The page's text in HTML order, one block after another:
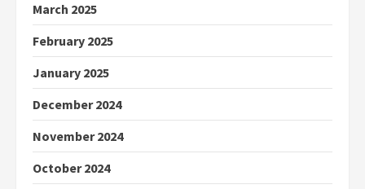
March 2025
February 2025
January 2025
December 2024
November 2024
October 2024